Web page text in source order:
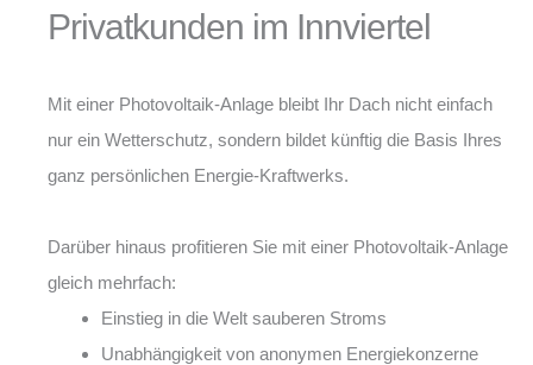
Privatkunden im Innviertel
Mit einer Photovoltaik-Anlage bleibt Ihr Dach nicht einfach
nur ein Wetterschutz, sondern bildet künftig die Basis Ihres
ganz persönlichen Energie-Kraftwerks.
Darüber hinaus profitieren Sie mit einer Photovoltaik-Anlage
gleich mehrfach:
Einstieg in die Welt sauberen Stroms
Unabhängigkeit von anonymen Energiekonzerne